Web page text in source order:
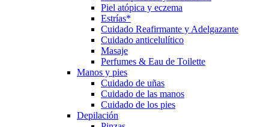
Piel atópica y eczema
Estrías*
Cuidado Reafirmante y Adelgazante
Cuidado anticelulítico
Masaje
Perfumes & Eau de Toilette
Manos y pies
Cuidado de uñas
Cuidado de las manos
Cuidado de los pies
Depilación